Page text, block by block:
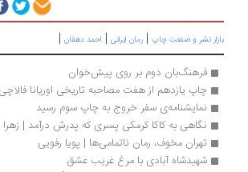
بازار نشر و صنعت چاپ | رمان ایرانی | احمد دهقان |
فرهنگ‌بان دوم بر روی پیش‌خوان
چاپ یازدهم از هفت مصاحبه تاریخی اوریانا فالاچی
نمایشنامه‌ی سفر خروج به چاپ سوم رسید
نگاهی به کاکا کرمکی پسری که پدرش درآمد |
تهران مخوف، رمان ناتمامی‌ها | پویا رفویی
شهیدشاه آبادی با مرغ غریب عشق